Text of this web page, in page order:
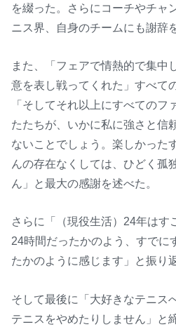
を綴った。さらにコーチやチャ
ニス界、自身のチームにも謝辞
また、「フェアで情熱的で集中
意を表し戦ってくれた」すべて
「そしてそれ以上にすべてのフ
たたちが、いかに私に強さと信
ないことでしょう。楽しかった
んの存在なくしては、ひどく孤
ん」と最大の感謝を述べた。
さらに「（現役生活）24年はす
24時間だったかのよう、すでに
たかのように感じます」と振り
そして最後に「大好きなテニス
テニスをやめたりしません」と